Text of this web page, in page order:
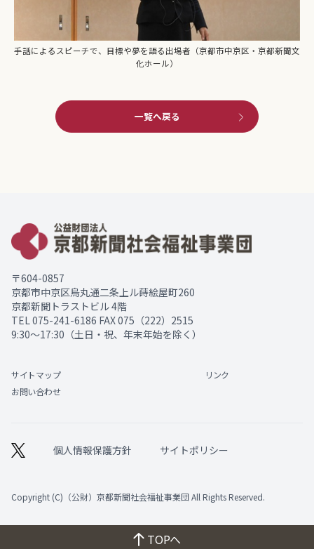
手話によるスピーチで、目標や夢を語る出場者（京都市中京区・京都新聞文
化ホール）
一覧へ戻る
〒604-0857
京都市中京区烏丸通二条上ル蒔絵屋町260
京都新聞トラストビル 4階
TEL075-241-6186 FAX 075（222）2515
9:30～17:30（土日・祝、年末年始を除く）
サイトマップ
リンク
お問い合わせ
個人情報保護方針 サイトポリシー
Copyright (C)（公財）京都新聞社会福祉事業団 All Rights Reserved.
TOPへ